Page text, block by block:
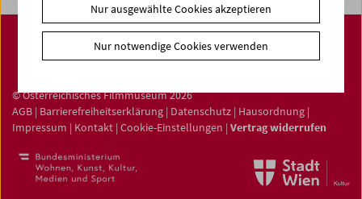
© Österreichisches Filmmuseum 2026
AGB | Barrierefreiheitserklärung | Datenschutz | Hausordnung |
Impressum | Kontakt | Cookie-Einstellungen | Vertrag widerrufen
Nur ausgewählte Cookies akzeptieren
Nur notwendige Cookies verwenden